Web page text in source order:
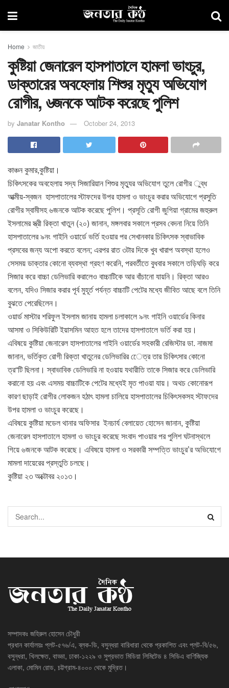
Home জাতীয়
কুষ্টিয়া জেনারেল হাসপাতালে হামলা ভাংচুর,
ডাক্তারের অবহেলায় শিশুর মৃত্যু অভিযোগ
রোগীর, ৬জনকে আটক করেছে পুলিশ
by Janatar Kontho October 24, 2013
কাঞ্চন কুমার,কুষ্টিয়া।
চিকিৎসকের অবহেলায় সদ্য সিজারিয়ান শিশুর মৃত্যুর অভিযোগ তুলে রোগীর ুব্ধ
আত্মীয়-স্বজন হাসপাতালের স্টাফদের উপর হামলা ও ভাংচুর করার অভিযোগে প্রসুতি
রোগীর স্বামীসহ ৬জনকে আটক করেছে পুলিশ। প্রসূতি রোগী জুগিয়া গ্রামের জহুরুল
ইসলামের স্ত্রী রিক্তা খাতুন (২০) জানান, মঙ্গলবার সকালে প্রসব বেদনা নিয়ে তিনি
হাসপাতালের ৯নং গাইনি ওয়ার্ডে ভর্তি হওয়ার পর সেখানকার চিকিৎসক স্বাভাবিক
প্রসবের জন্য অপো করতে বলেন; এরপর রাত ৩টার দিকে খুব খারাপ অবস্থা হলেও
সেসময় ডাক্তার কোনো ব্যবস্থা গ্রহণ করেনি, পরবর্তীতে বুধবার সকালে তড়িঘড়ি করে
সিজার করে বাচ্চা ডেলিভারি করালেও বাচ্চাটিকে আর বাঁচানো যায়নি। রিক্তা আরও
বলেন, যদিও সিজার করার পূর্ব মুহূর্ত পর্যন্ত বাচ্চাটি পেটের মধ্যে জীবিত আছে বলে তিনি
বুঝতে পেরেছিলেন।
ওয়ার্ড মাস্টার শরিফুল ইসলাম জানায় হামলা চলাকালে ৯নং গাইনি ওয়ার্ডের কিনার
আসমা ও সিকিউরিটি ইয়াসমিন আহত হলে তাদের হাসপাতালে ভর্তি করা হয়।
এবিষয়ে কুষ্টিয়া জেনারেল হাসপাতালের গাইনি ওয়ার্ডের সহকারী রেজিস্টার ডা. নাজমা
জানান, ভর্তিকৃত রোগী রিক্তা খাতুনের ডেলিভারির েেত্র তার চিকিৎসার কোনো
ত্র“টি ছিলনা। স্বাভাবিক ডেলিভারি না হওয়ায় যথারীতি তাকে সিজার করে ডেলিভারি
করানো হয় এবং এসময় বাচ্চাটিকে পেটের মধ্যেই মৃত পাওয়া যায়। অথচ কোনোরূপ
কারণ ছাড়াই রোগীর লোকজন হঠাৎ হামলা চালিয়ে হাসপাতালের চিকিৎসকসহ স্টাফদের
উপর হামলা ও ভাংচুর করেছে।
এবিষয়ে কুষ্টিয়া মডেল থানার অফিসার ইনচার্য বেলায়েত হোসেন জানান, কুষ্টিয়া
জেনারেল হাসপাতালে হামলা ও ভাংচুর করেছে সংবাদ পাওয়ার পর পুলিশ ঘটনাস্থলে
গিয়ে ৬জনকে আটক করেছে। এবিষয়ে হামলা ও সরকারী সম্পত্তি ভাংচুর’র অভিযোগে
মামলা দায়েরের প্রস্তুতি চলছে।
কুষ্টিয়া ২৩ অক্টোবর ২০১৩।
সম্পাদকঃ জহিরুল হোসেন চৌধুরী
প্রধান কার্যালয়ঃ প্লট-৫৭৬/এ, ব্লক-ডি, বসুন্ধরা বারিধারা থেকে প্রকাশিত এবং প্লট-বি/৫৬,
বসুন্ধরা, খিলক্ষেত, বাড্ডা, ঢাকা-১২২৯ ও সুপ্রভাত মিডিয়া লিমিটেড ৪ সিডিএ বাণিজ্যিক
এলাকা, মোমিন রোড, চট্টগ্রাম-৪০০০ থেকে মুদ্রিত।